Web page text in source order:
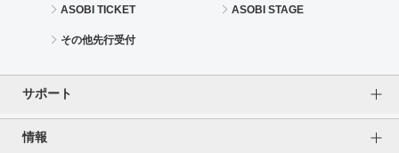
ASOBI TICKET ASOBI STAGE
その他先行受付
サポート
情報